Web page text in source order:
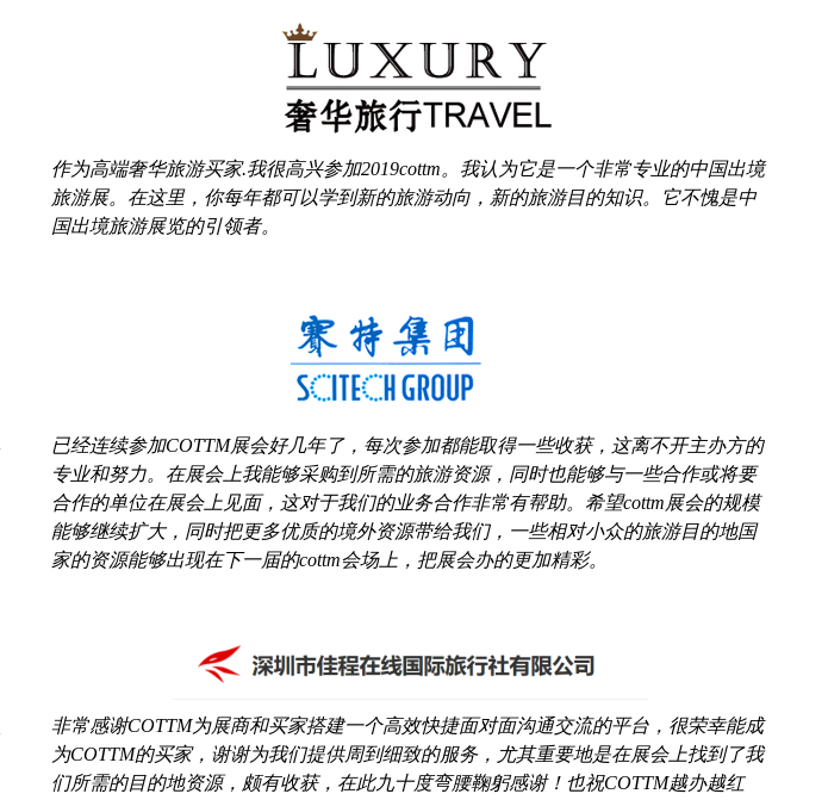
作为高端奢华旅游买家.我很高兴参加2019cottm。我认为它是一个非常专业的中国出境
旅游展。在这里，你每年都可以学到新的旅游动向，新的旅游目的知识。它不愧是中
国出境旅游展览的引领者。
已经连续参加COTTM展会好几年了，每次参加都能取得一些收获，这离不开主办方的
专业和努力。在展会上我能够采购到所需的旅游资源，同时也能够与一些合作或将要
合作的单位在展会上见面，这对于我们的业务合作非常有帮助。希望cottm展会的规模
能够继续扩大，同时把更多优质的境外资源带给我们，一些相对小众的旅游目的地国
家的资源能够出现在下一届的cottm会场上，把展会办的更加精彩。
非常感谢COTTM为展商和买家搭建一个高效快捷面对面沟通交流的平台，很荣幸能成
为COTTM的买家，谢谢为我们提供周到细致的服务，尤其重要地是在展会上找到了我
们所需的目的地资源，颇有收获，在此九十度弯腰鞠躬感谢！也祝COTTM越办越红